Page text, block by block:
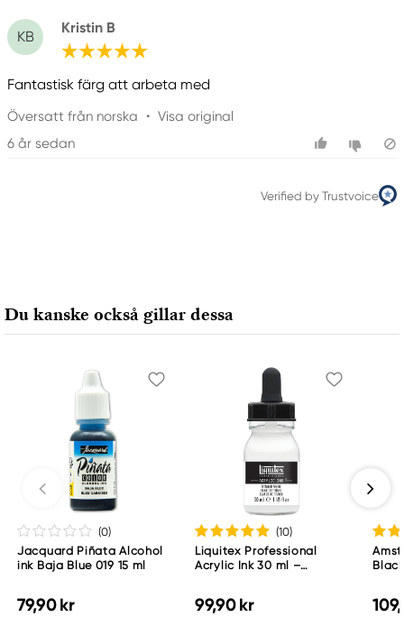
Produktmärkning
Fara
Ansvarig EU
Tillverkare
Shinhanart
ShinHan B/D, 154 Bulgwang-ro
Eunpyeong-gu, Seoul, Korea
info@shinhanart.com
+82-2-357-2651
KB
Kristin B
Fantastisk färg att arbeta med
Översatt från norska • Visa original
6 år sedan
Verified by Trustvoice
Du kanske också gillar dessa
(0)
Jacquard Piñata Alcohol
ink Baja Blue 019 15 ml
79,90 kr
(10)
Liquitex Professional
Acrylic Ink 30 ml –
99,90 kr